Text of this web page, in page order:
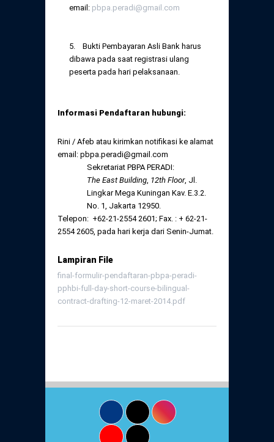
email: pbpa.peradi@gmail.com
5. Bukti Pembayaran Asli Bank harus
dibawa pada saat registrasi ulang
peserta pada hari pelaksanaan.
Informasi Pendaftaran hubungi:
Rini / Afeb atau kirimkan notifikasi ke alamat
email: pbpa.peradi@gmail.com
Sekretariat PBPA PERADI:
The East Building 12th Floor, Jl.
Lingkar Mega Kuningan Kav. E.3.2.
No. 1, Jakarta 12950.
Telepon: +62-21-2554 2601; Fax. : + 62-21-
2554 2605, pada hari kerja dari Senin-Jumat.
Lampiran File
final-formulir-pendaftaran-pbpa-peradi-
pphbi-full-day-short-course-bilingual-
contract-drafting-12-maret-2014.pdf